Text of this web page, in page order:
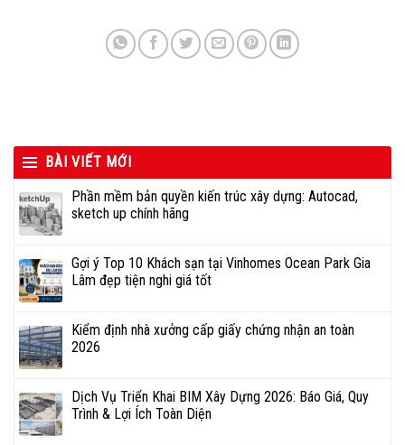
BÀI VIẾT MỚI
Phần mềm bản quyền kiến trúc xây dựng: Autocad,
sketch up chính hãng
Gợi ý Top 10 Khách sạn tại Vinhomes Ocean Park Gia
Lâm đẹp tiện nghi giá tốt
Kiểm định nhà xưởng cấp giấy chứng nhận an toàn
2026
Dịch Vụ Triển Khai BIM Xây Dựng 2026: Báo Giá, Quy
Trình & Lợi Ích Toàn Diện